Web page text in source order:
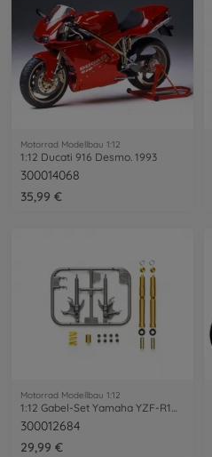
Motorrad Modellbau 1:12
1:12 Ducati 916 Desmo. 1993
300014068
35,99 €
Motorrad Modellbau 1:12
1:12 Gabel-Set Yamaha YZF-R1M 14133
300012684
29,99 €